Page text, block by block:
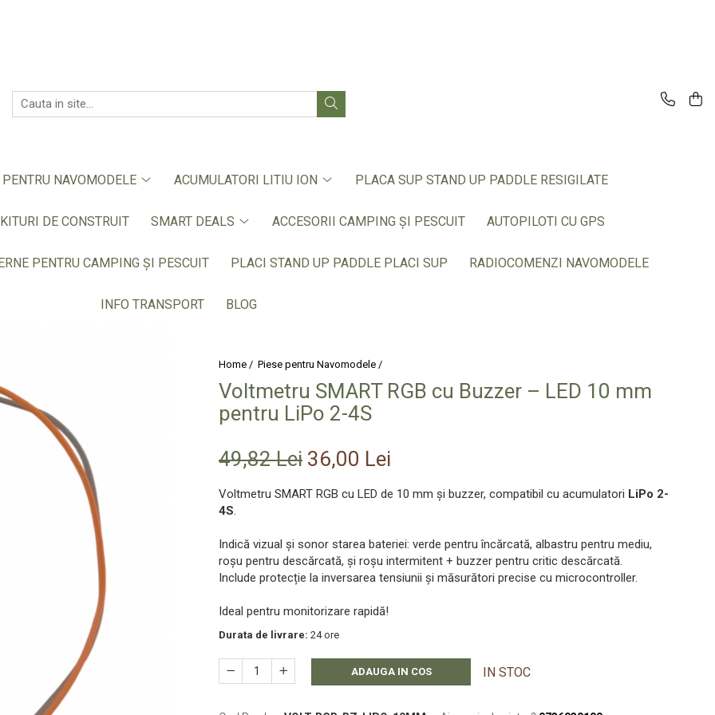
NAVOMODELE ACUMULATORI LITIU ION PLACA SUP STAND UP PADDLE RESIGILATE
KITURI DE CONSTRUIT SMART DEALS ACCESORII CAMPING ȘI PESCUIT AUTOPILOTI CU GPS
PENTRU CAMPING ȘI PESCUIT PLACI STAND UP PADDLE PLACI SUP RADIOCOMENZI NAVOMODELE
INFO TRANSPORT BLOG
Home / Piese pentru Navomodele /
Voltmetru SMART RGB cu Buzzer – LED 10 mm
pentru LiPo 2-4S
49,82 Lei 36,00 Lei
Voltmetru SMART RGB cu LED de 10 mm și buzzer, compatibil cu acumulatori LiPo 2-
4S.
Indică vizual și sonor starea bateriei: verde pentru încărcată, albastru pentru mediu,
roșu pentru descărcată, și roșu intermitent + buzzer pentru critic descărcată.
Include protecție la inversarea tensiunii și măsurători precise cu microcontroller.
Ideal pentru monitorizare rapidă!
Durata de livrare: 24 ore
ADAUGA IN COS IN STOC